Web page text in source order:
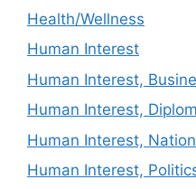
Health/Wellness
Human Interest
Human Interest,
Human Interest,
Human Interest,
Human Interest,